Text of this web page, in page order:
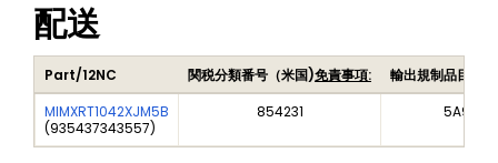
配送
Part/12NC 関税分類番号（米国)免責事項:
輸出規制品目番
MIMXRT1042XJM5B
(935437343557)
854231 5A992C